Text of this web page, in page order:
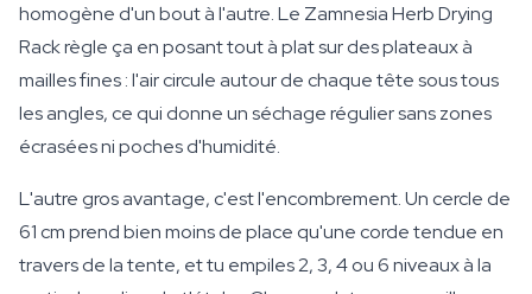
homogène d'un bout à l'autre. Le Zamnesia Herb Drying
Rack règle ça en posant tout à plat sur des plateaux à
mailles fines : l'air circule autour de chaque tête sous tous
les angles, ce qui donne un séchage régulier sans zones
écrasées ni poches d'humidité.
L'autre gros avantage, c'est l'encombrement. Un cercle de
61 cm prend bien moins de place qu'une corde tendue en
travers de la tente, et tu empiles 2, 3, 4 ou 6 niveaux à la